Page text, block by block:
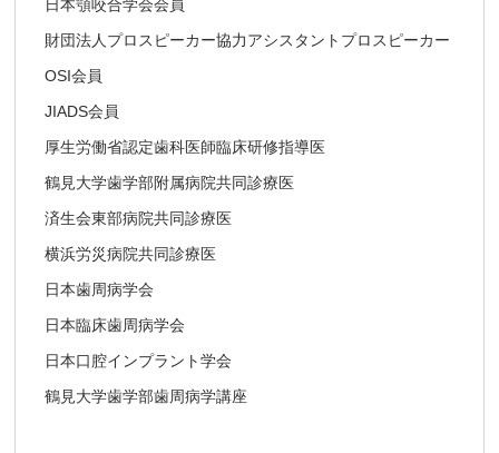
日本顎咬合学会会員
財団法人プロスピーカー協力アシスタントプロスピーカー
OSI会員
JIADS会員
厚生労働省認定歯科医師臨床研修指導医
鶴見大学歯学部附属病院共同診療医
済生会東部病院共同診療医
横浜労災病院共同診療医
日本歯周病学会
日本臨床歯周病学会
日本口腔インプラント学会
鶴見大学歯学部歯周病学講座